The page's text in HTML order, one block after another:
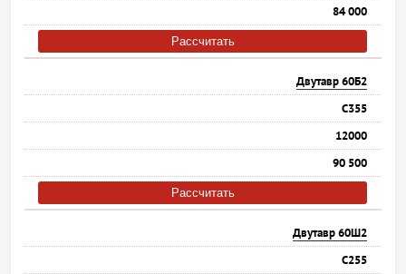
84 000
Рассчитать
Двутавр 60Б2
С355
12000
90 500
Рассчитать
Двутавр 60Ш2
С255